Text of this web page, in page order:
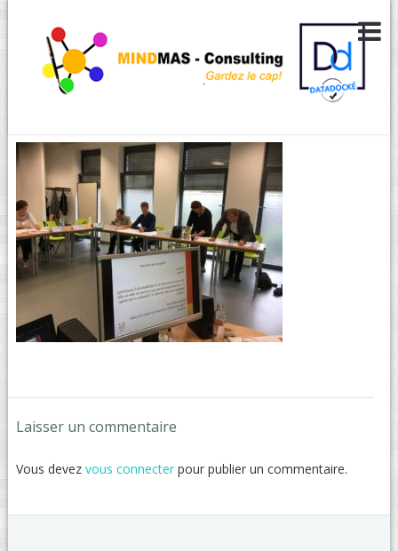
Dessiner une carte mentale
Laisser un commentaire
Vous devez vous connecterpour publier un commentaire.